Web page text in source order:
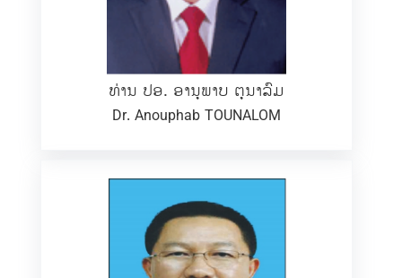
ທ່ານ ປອ. ອານຸພາບ ຕຸນາລົມ
Dr. Anouphab TOUNALOM